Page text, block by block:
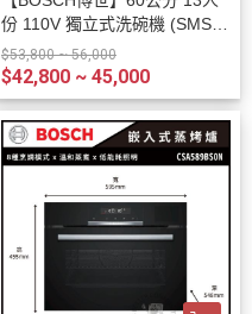
份 110V 獨立式洗碗機 (SMS6
HAW00X)
$53,800 ~ 56,000
$42,800 ~ 45,000